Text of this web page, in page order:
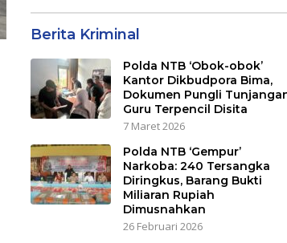
Berita Kriminal
Polda NTB ‘Obok-obok’
Kantor Dikbudpora Bima,
Dokumen Pungli
Guru Terpencil Disita
7 Maret 2026
Polda NTB ‘Gempur’
Narkoba: 240 Tersangka
Diringkus, Barang Bukti
Miliaran Rupiah
Dimusnahkan
26 Februari 2026